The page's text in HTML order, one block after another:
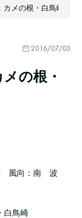
メの根・白鳥崎
2016/07/03
の根・
風向：南 波
白鳥崎